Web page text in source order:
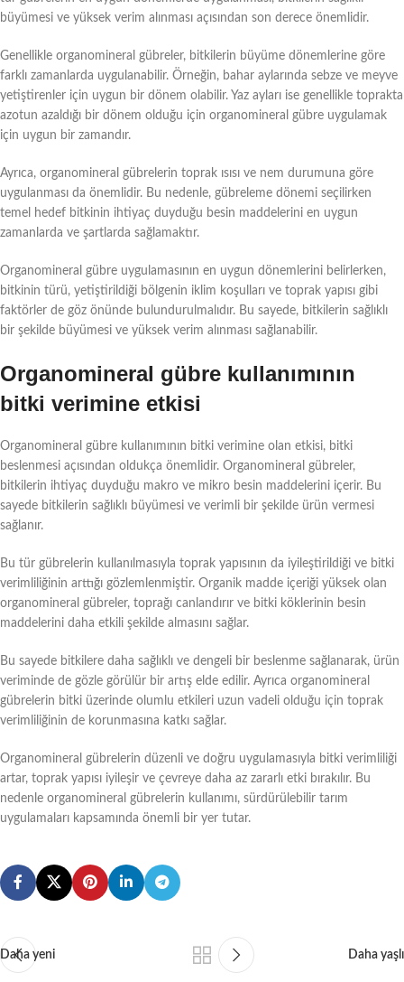
büyümesi ve yüksek verim alınması açısından son derece önemlidir.
Genellikle organomineral gübreler, bitkilerin büyüme dönemlerine göre
farklı zamanlarda uygulanabilir. Örneğin, bahar aylarında sebze ve meyve
yetiştirenler için uygun bir dönem olabilir. Yaz ayları ise genellikle toprakta
azotun azaldığı bir dönem olduğu için organomineral gübre uygulamak
için uygun bir zamandır.
Ayrıca, organomineral gübrelerin toprak ısısı ve nem durumuna göre
uygulanması da önemlidir. Bu nedenle, gübreleme dönemi seçilirken
temel hedef bitkinin ihtiyaç duyduğu besin maddelerini en uygun
zamanlarda ve şartlarda sağlamaktır.
Organomineral gübre uygulamasının en uygun dönemlerini belirlerken,
bitkinin türü, yetiştirildiği bölgenin iklim koşulları ve toprak yapısı gibi
faktörler de göz önünde bulundurulmalıdır. Bu sayede, bitkilerin sağlıklı
bir şekilde büyümesi ve yüksek verim alınması sağlanabilir.
Organomineral gübre kullanımının
bitki verimine etkisi
Organomineral gübre kullanımının bitki verimine olan etkisi, bitki
beslenmesi açısından oldukça önemlidir. Organomineral gübreler,
bitkilerin ihtiyaç duyduğu makro ve mikro besin maddelerini içerir. Bu
sayede bitkilerin sağlıklı büyümesi ve verimli bir şekilde ürün vermesi
sağlanır.
Bu tür gübrelerin kullanılmasıyla toprak yapısının da iyileştirildiği ve bitki
verimliliğinin arttığı gözlemlenmiştir. Organik madde içeriği yüksek olan
organomineral gübreler, toprağı canlandırır ve bitki köklerinin besin
maddelerini daha etkili şekilde almasını sağlar.
Bu sayede bitkilere daha sağlıklı ve dengeli bir beslenme sağlanarak, ürün
veriminde de gözle görülür bir artış elde edilir. Ayrıca organomineral
gübrelerin bitki üzerinde olumlu etkileri uzun vadeli olduğu için toprak
verimliliğinin de korunmasına katkı sağlar.
Organomineral gübrelerin düzenli ve doğru uygulamasıyla bitki verimliliği
artar, toprak yapısı iyileşir ve çevreye daha az zararlı etki bırakılır. Bu
nedenle organomineral gübrelerin kullanımı, sürdürülebilir tarım
uygulamaları kapsamında önemli bir yer tutar.
Daha yeni Daha yaşlı